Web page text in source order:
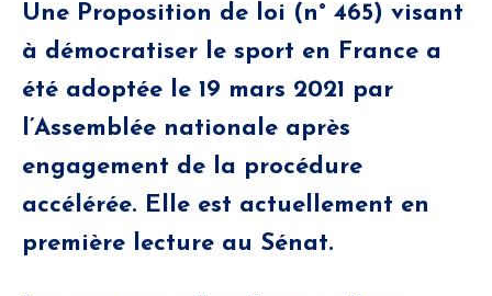
Une Proposition de loi (n° 465) visant
à démocratiser le sport en France a
été adoptée le 19 mars 2021 par
l’Assemblée nationale après
engagement de la procédure
accélérée. Elle est actuellement en
première lecture au Sénat.